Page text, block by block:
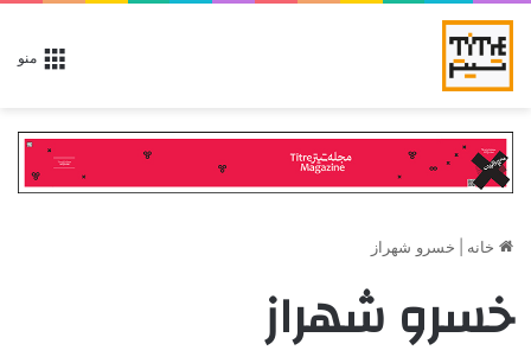
منو
خانه خسرو شهراز
خسرو شهراز